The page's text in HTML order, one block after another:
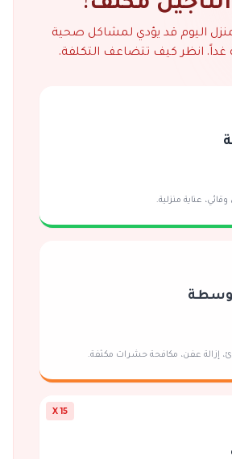
اليوم قد يؤدي لمشاكل صحية
غداً. انظر كيف تتضاعف التكلفة.
عناية منزلية.
إزالة عفن، مكافحة حشرات مكثفة.
X 15